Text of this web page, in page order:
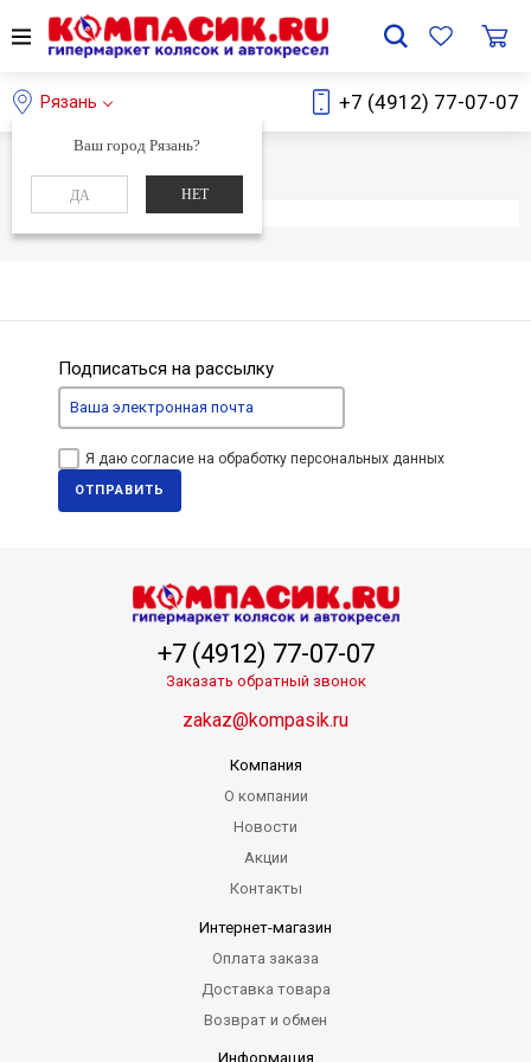
Рязань
Ваш город Рязань?
ДА НЕТ
+7 (4912) 77-07-07
Главная Каталог
Элемент не найден
Подписаться на рассылку
Я даю согласие на обработку персональных данных
ОТПРАВИТЬ
+7 (4912) 77-07-07
Заказать обратный звонок
zakaz@kompasik.ru
Компания
О компании
Новости
Акции
Контакты
Интернет-магазин
Оплата заказа
Доставка товара
Возврат и обмен
Информация